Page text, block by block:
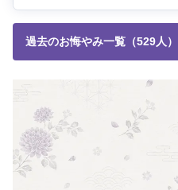
過去のお悔やみ一覧（529人